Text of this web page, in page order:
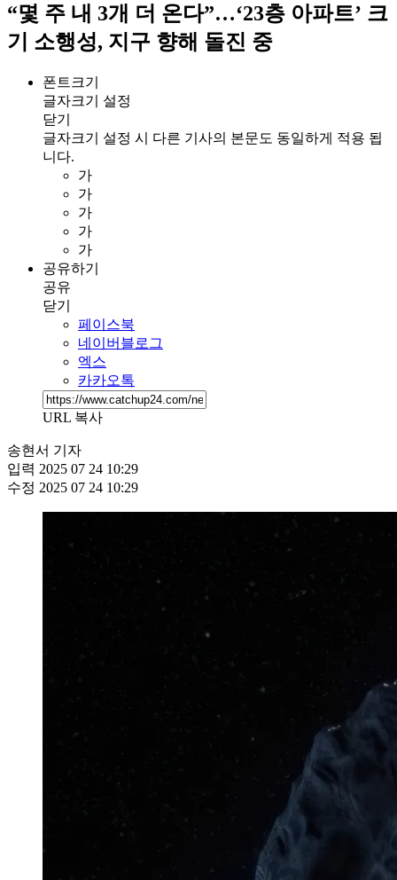
“몇 주 내 3개 더 온다”…‘23층 아파트’ 크
기 소행성, 지구 향해 돌진 중
폰트크기
글자크기 설정
닫기
글자크기 설정 시 다른 기사의 본문도 동일하게 적용 됩
니다.
가
가
가
가
가
공유하기
공유
닫기
페이스북
네이버블로그
엑스
카카오톡
URL 복사
송현서 기자
입력 2025 07 24 10:29
수정 2025 07 24 10:29